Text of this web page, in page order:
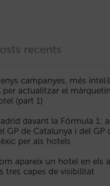
recents
campanyes, més
per actualitzar el
(part 1)
davant la Fórmula 1:
GP de Catalunya i del GP
per als hotels
apareix un hotel en els
tres capes de visibilitat